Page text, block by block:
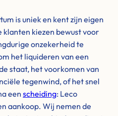
is uniek en kent zijn eigen
klanten kiezen bewust voor
onzekerheid te
het liquideren van een
staat, het voorkomen van
tegenwind, of het snel
een scheiding: Leco
aankoop. Wij nemen de